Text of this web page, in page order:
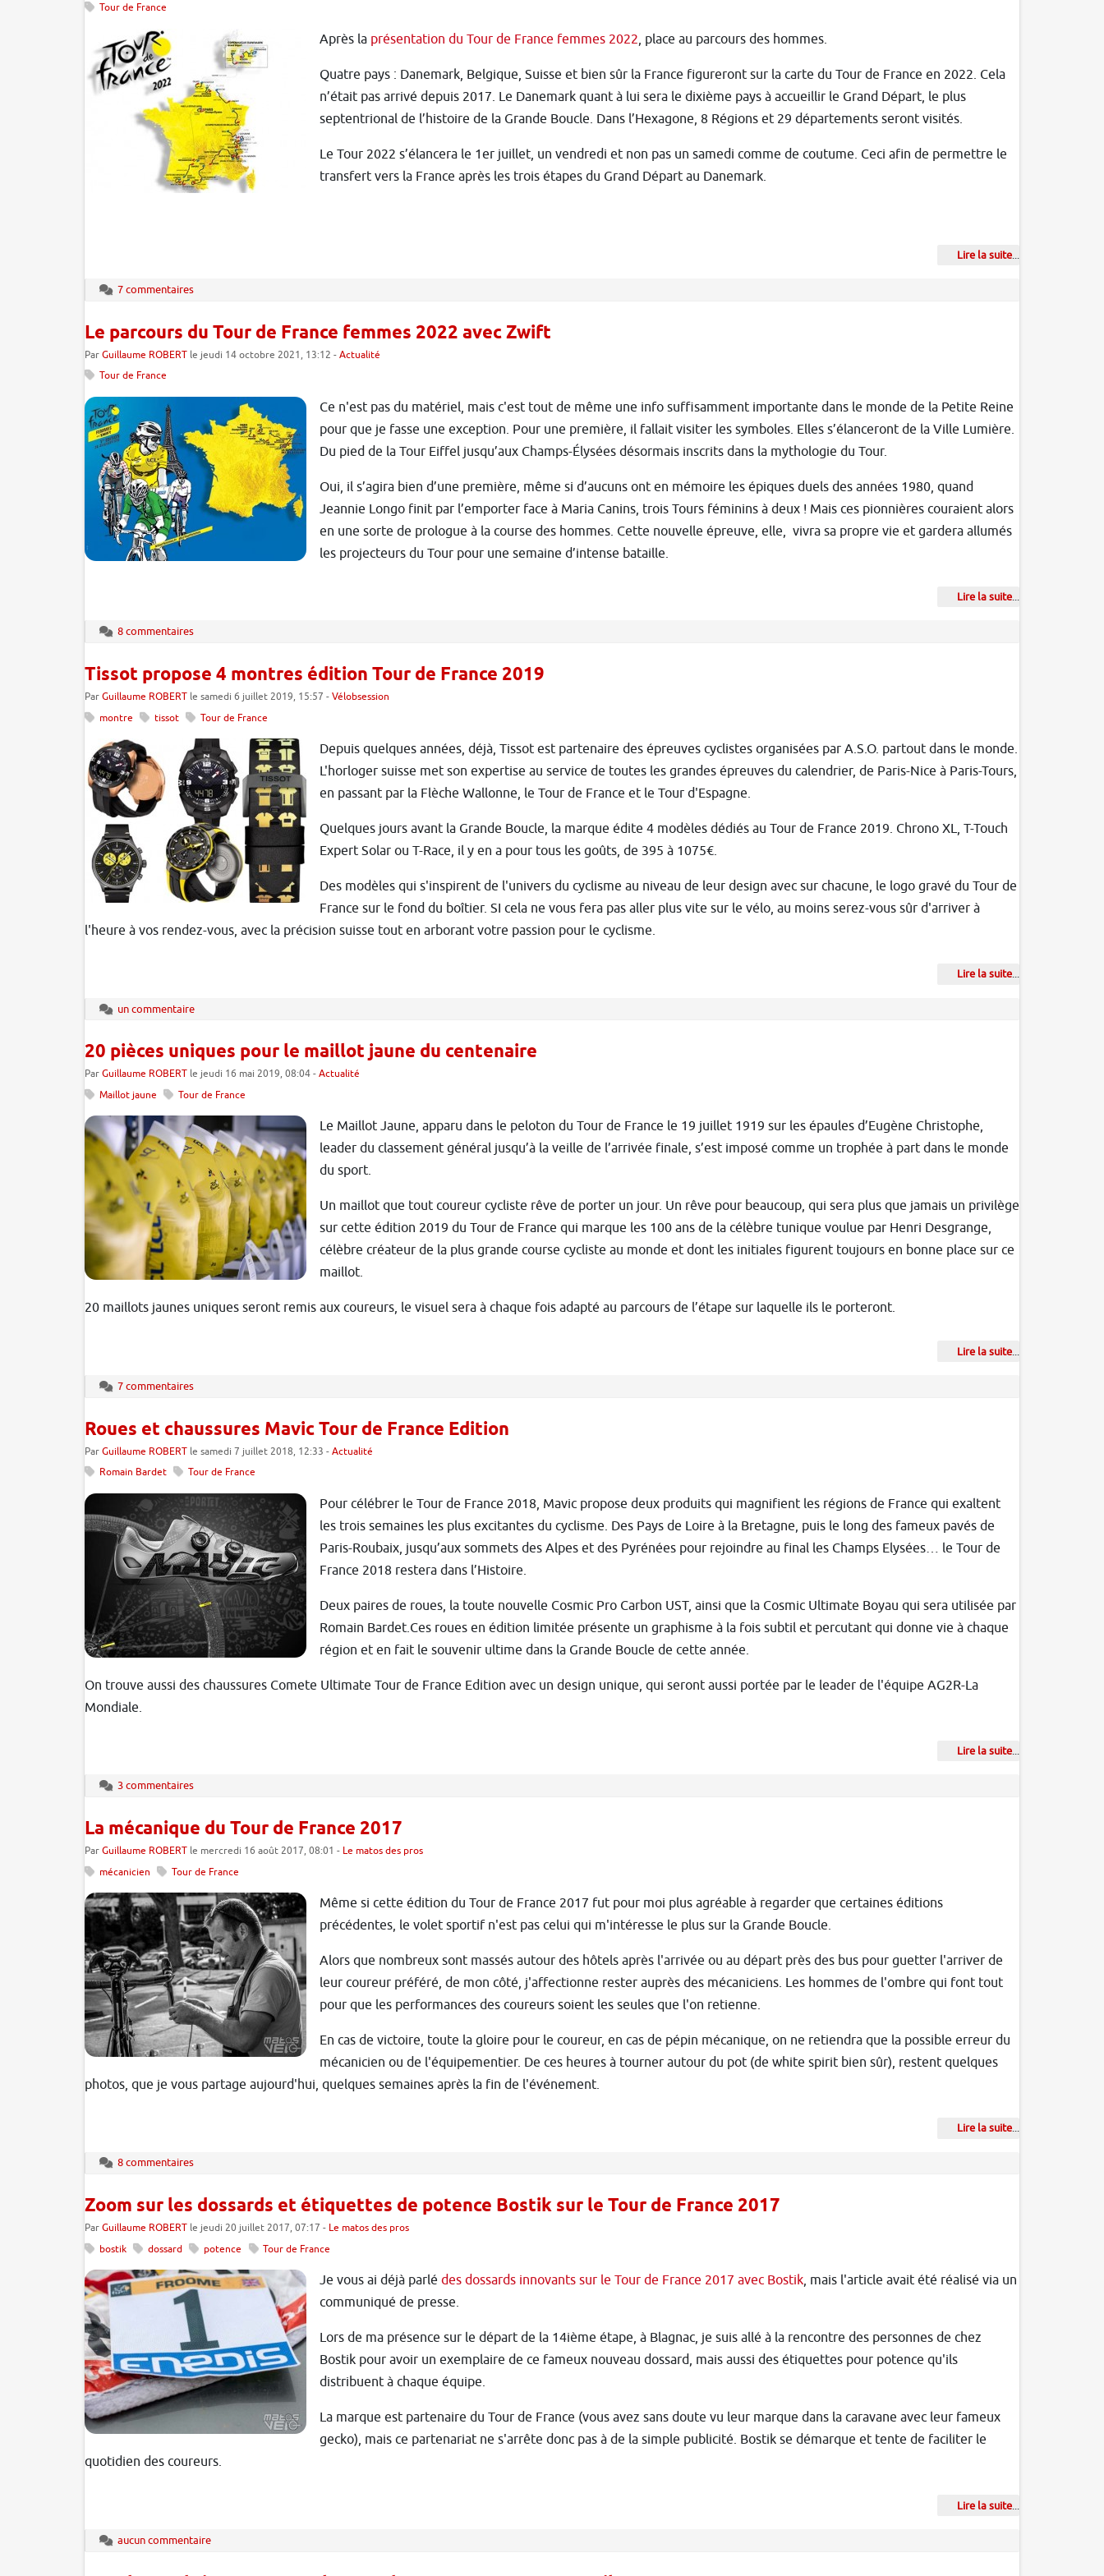
Tour de France
Après la présentation du Tour de France femmes 2022, place au parcours des hommes.
Quatre pays : Danemark, Belgique, Suisse et bien sûr la France figureront sur la carte du Tour de France en 2022. Cela
n’était pas arrivé depuis 2017. Le Danemark quant à lui sera le dixième pays à accueillir le Grand Départ, le plus
septentrional de l’histoire de la Grande Boucle. Dans l’Hexagone, 8 Régions et 29 départements seront visités.
Le Tour 2022 s’élancera le 1er juillet, un vendredi et non pas un samedi comme de coutume. Ceci afin de permettre le
transfert vers la France après les trois étapes du Grand Départ au Danemark.
Lire la suite...
7 commentaires
Le parcours du Tour de France femmes 2022 avec Zwift
Par Guillaume ROBERT le jeudi 14 octobre 2021, 13:12 - Actualité
Tour de France
Ce n'est pas du matériel, mais c'est tout de même une info suffisamment importante dans le monde de la Petite Reine
pour que je fasse une exception. Pour une première, il fallait visiter les symboles. Elles s’élanceront de la Ville Lumière.
Du pied de la Tour Eiffel jusqu’aux Champs-Élysées désormais inscrits dans la mythologie du Tour.
Oui, il s’agira bien d’une première, même si d’aucuns ont en mémoire les épiques duels des années 1980, quand
Jeannie Longo finit par l’emporter face à Maria Canins, trois Tours féminins à deux ! Mais ces pionnières couraient alors
en une sorte de prologue à la course des hommes. Cette nouvelle épreuve, elle, vivra sa propre vie et gardera allumés
les projecteurs du Tour pour une semaine d’intense bataille.
Lire la suite...
8 commentaires
Tissot propose 4 montres édition Tour de France 2019
Par Guillaume ROBERT le samedi 6 juillet 2019, 15:57 - Vélobsession
montre
tissot Tour de France
Depuis quelques années, déjà, Tissot est partenaire des épreuves cyclistes organisées par A.S.O. partout dans le monde.
L'horloger suisse met son expertise au service de toutes les grandes épreuves du calendrier, de Paris-Nice à Paris-Tours,
en passant par la Flèche Wallonne, le Tour de France et le Tour d'Espagne.
Quelques jours avant la Grande Boucle, la marque édite 4 modèles dédiés au Tour de France 2019. Chrono XL, T-Touch
Expert Solar ou T-Race, il y en a pour tous les goûts, de 395 à 1075€.
Des modèles qui s'inspirent de l'univers du cyclisme au niveau de leur design avec sur chacune, le logo gravé du Tour de
France sur le fond du boîtier. SI cela ne vous fera pas aller plus vite sur le vélo, au moins serez-vous sûr d'arriver à
l'heure à vos rendez-vous, avec la précision suisse tout en arborant votre passion pour le cyclisme.
Lire la suite...
un commentaire
20 pièces uniques pour le maillot jaune du centenaire
Par Guillaume ROBERT le jeudi 16 mai 2019, 08:04 - Actualité
Maillot jaune
Tour de France
Le Maillot Jaune, apparu dans le peloton du Tour de France le 19 juillet 1919 sur les épaules d’Eugène Christophe,
leader du classement général jusqu’à la veille de l’arrivée finale, s’est imposé comme un trophée à part dans le monde
du sport.
Un maillot que tout coureur cycliste rêve de porter un jour. Un rêve pour beaucoup, qui sera plus que jamais un privilège
sur cette édition 2019 du Tour de France qui marque les 100 ans de la célèbre tunique voulue par Henri Desgrange,
célèbre créateur de la plus grande course cycliste au monde et dont les initiales figurent toujours en bonne place sur ce
maillot.
20 maillots jaunes uniques seront remis aux coureurs, le visuel sera à chaque fois adapté au parcours de l’étape sur laquelle ils le porteront.
Lire la suite...
7 commentaires
Roues et chaussures Mavic Tour de France Edition
Par Guillaume ROBERT le samedi 7 juillet 2018, 12:33 - Actualité
Romain Bardet
Tour de France
Pour célébrer le Tour de France 2018, Mavic propose deux produits qui magnifient les régions de France qui exaltent
les trois semaines les plus excitantes du cyclisme. Des Pays de Loire à la Bretagne, puis le long des fameux pavés de
Paris-Roubaix, jusqu’aux sommets des Alpes et des Pyrénées pour rejoindre au final les Champs Elysées… le Tour de
France 2018 restera dans l’Histoire.
Deux paires de roues, la toute nouvelle Cosmic Pro Carbon UST, ainsi que la Cosmic Ultimate Boyau qui sera utilisée par
Romain Bardet.Ces roues en édition limitée présente un graphisme à la fois subtil et percutant qui donne vie à chaque
région et en fait le souvenir ultime dans la Grande Boucle de cette année.
On trouve aussi des chaussures Comete Ultimate Tour de France Edition avec un design unique, qui seront aussi portée par le leader de l'équipe AG2R-La
Mondiale.
Lire la suite...
3 commentaires
La mécanique du Tour de France 2017
Par Guillaume ROBERT le mercredi 16 août 2017, 08:01 - Le matos des pros
mécanicien
Tour de France
Même si cette édition du Tour de France 2017 fut pour moi plus agréable à regarder que certaines éditions
précédentes, le volet sportif n'est pas celui qui m'intéresse le plus sur la Grande Boucle.
Alors que nombreux sont massés autour des hôtels après l'arrivée ou au départ près des bus pour guetter l'arriver de
leur coureur préféré, de mon côté, j'affectionne rester auprès des mécaniciens. Les hommes de l'ombre qui font tout
pour que les performances des coureurs soient les seules que l'on retienne.
En cas de victoire, toute la gloire pour le coureur, en cas de pépin mécanique, on ne retiendra que la possible erreur du
mécanicien ou de l'équipementier. De ces heures à tourner autour du pot (de white spirit bien sûr), restent quelques
photos, que je vous partage aujourd'hui, quelques semaines après la fin de l'événement.
Lire la suite...
8 commentaires
Zoom sur les dossards et étiquettes de potence Bostik sur le Tour de France 2017
Par Guillaume ROBERT le jeudi 20 juillet 2017, 07:17 - Le matos des pros
bostik
dossard potence Tour de France
Je vous ai déjà parlé des dossards innovants sur le Tour de France 2017 avec Bostik, mais l'article avait été réalisé via un
communiqué de presse.
Lors de ma présence sur le départ de la 14ième étape, à Blagnac, je suis allé à la rencontre des personnes de chez
Bostik pour avoir un exemplaire de ce fameux nouveau dossard, mais aussi des étiquettes pour potence qu'ils
distribuent à chaque équipe.
La marque est partenaire du Tour de France (vous avez sans doute vu leur marque dans la caravane avec leur fameux
gecko), mais ce partenariat ne s'arrête donc pas à de la simple publicité. Bostik se démarque et tente de faciliter le
quotidien des coureurs.
Lire la suite...
aucun commentaire